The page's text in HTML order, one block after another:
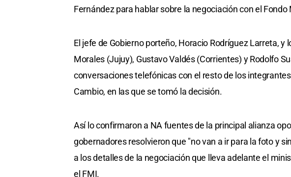
Fernández para hablar sobre la negociación con el
El jefe de Gobierno porteño, Horacio Rodríguez Larreta, y
Morales (Jujuy), Gustavo Valdés (Corrientes) y Rodolfo
conversaciones telefónicas con el resto de los
Cambio, en las que se tomó la decisión.
Así lo confirmaron a NA fuentes de la principal alianza
gobernadores resolvieron que "no van a ir para la foto y
a los detalles de la negociación que lleva adelante el
el FMI.